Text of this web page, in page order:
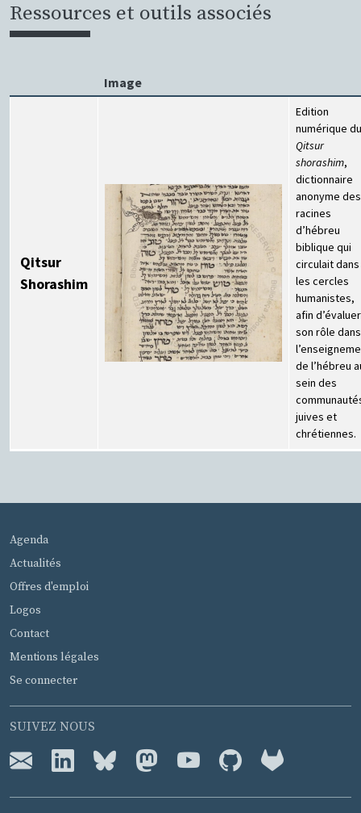
Ressources et outils associés
Image
Qitsur
Shorashim
Edition
numérique du
Qitsur
shorashim,
dictionnaire
anonyme des
racines
d’hébreu
biblique qui
circulait dans
les cercles
humanistes,
afin d’évaluer
son rôle dans
de l’hébreu
sein des
juives et
chrétiennes.
MENU PIED DE PAGE
Agenda
Actualités
Offres d'emploi
Logos
Contact
Mentions légales
Se connecter
SUIVEZ NOUS